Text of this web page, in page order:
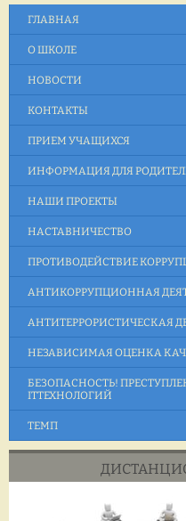
ГЛАВНАЯ
О ШКОЛЕ
НОВОСТИ
КОНТАКТЫ
ПРИЕМ УЧАЩИХСЯ
ИНФОРМАЦИЯ ДЛЯ
НАШИ ПРОЕКТЫ
НАСТАВНИЧЕСТВО
ПРОТИВОДЕЙСТВИЕ
АНТИКОРРУПЦИОННАЯ
АНТИТЕРРОРИСТИЧЕСКАЯ
НЕЗАВИСИМАЯ ОЦЕНКА
БЕЗОПАСНОСТЬ!
ITТЕХНОЛОГИЙ
ТЕМП